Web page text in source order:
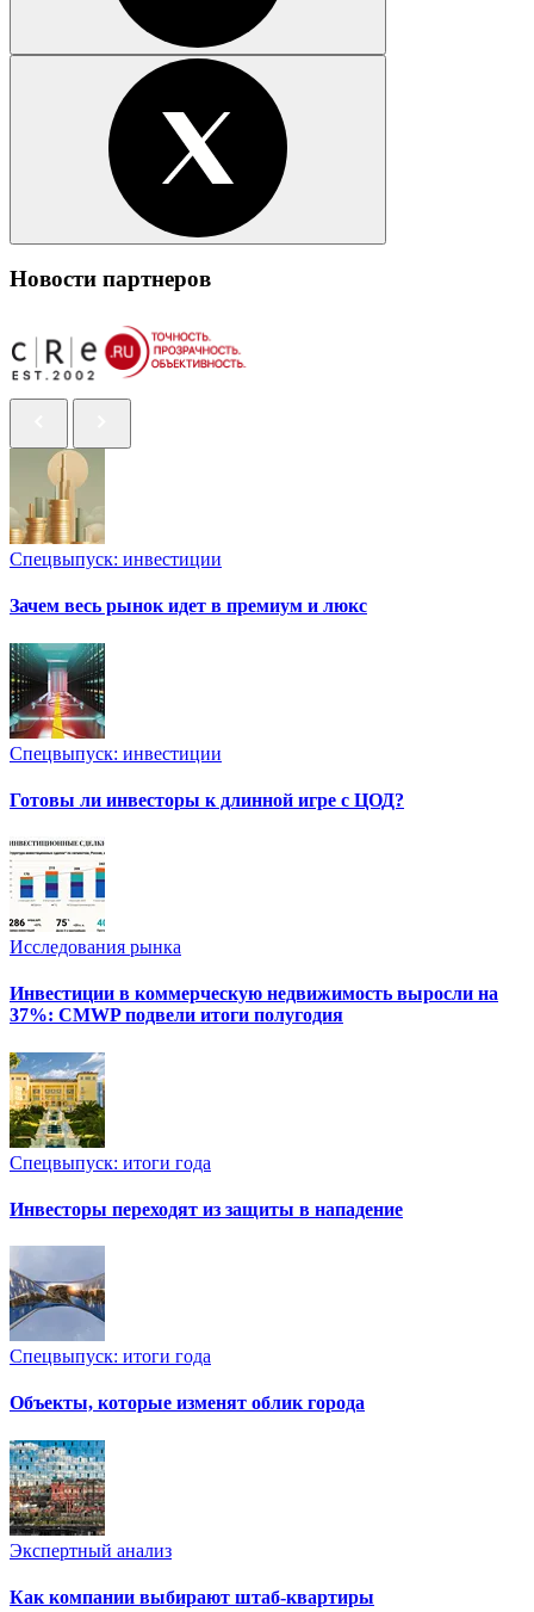
Новости партнеров
Спецвыпуск: инвестиции
Зачем весь рынок идет в премиум и люкс
Спецвыпуск: инвестиции
Готовы ли инвесторы к длинной игре с ЦОД?
Исследования рынка
Инвестиции в коммерческую недвижимость выросли на
37%: CMWP подвели итоги полугодия
Спецвыпуск: итоги года
Инвесторы переходят из защиты в нападение
Спецвыпуск: итоги года
Объекты, которые изменят облик города
Экспертный анализ
Как компании выбирают штаб-квартиры